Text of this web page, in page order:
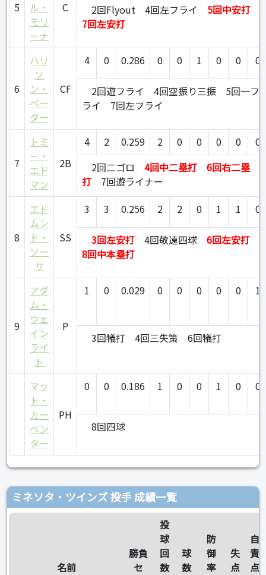
5
ル・
モリ
ーナ
C 2回Flyout 4回左フライ
5回中安打
7回左安打
6
ハリ
ソ
ン・
ベー
ダー
CF
4 0 0.286 0 0 1 0 0 0
2回遊フライ 4回空振り三振
5回一フ
ライ
7回左フライ
7
トミ
ー・
エド
マン
2B
4 2 0.259 2 0 0 0 0
0
2回二ゴロ
4回中二塁打
6回右二塁
打
7回遊ライナー
8
エド
ムン
ド・
ソー
サ
SS
3 3 0.256 2 2 0 1 1 0
3回左安打 4回敬遠四球
6回左安打
8回中本塁打
9
アダ
ム・
ウェ
イン
ライ
ト
P
1 0 0.029 0 0 0 0 0 1
3回犠打 4回三失策 6回犠打
マッ
ト・
カー
ペン
ター
PH
0 0 0.186 1 0 0 1 0 0
8回四球
ミネソタ・ツインズ 投手 成績一覧
名前
勝負
セ
投
球
回
数
球
数
防
御
率
失
点
自
責
点